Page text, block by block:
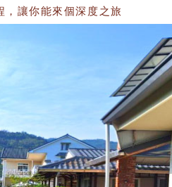
你能來個深度之旅